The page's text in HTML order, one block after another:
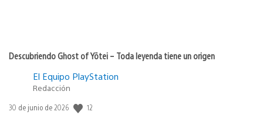
Descubriendo Ghost of Yōtei – Toda leyenda tiene un origen
El Equipo PlayStation
Redacción
Fecha
30 de junio de 2026 12